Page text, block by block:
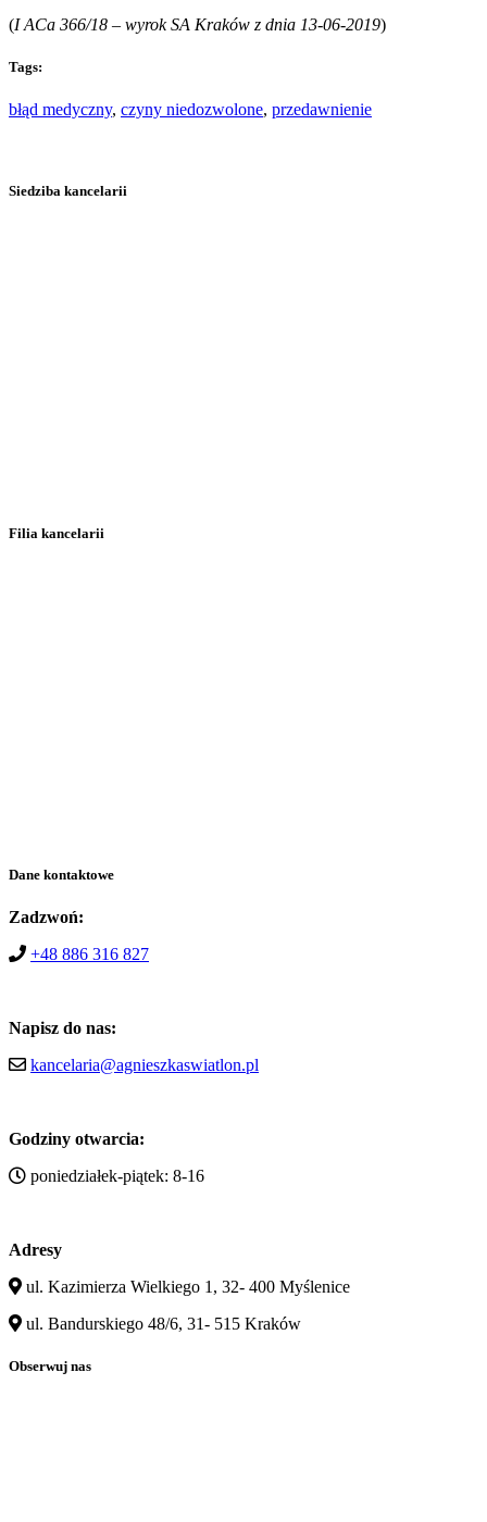
(I ACa 366/18 – wyrok SA Kraków z dnia 13-06-2019)
Tags:
błąd medyczny, czyny niedozwolone, przedawnienie
Siedziba kancelarii
Filia kancelarii
Dane kontaktowe
Zadzwoń:
+48 886 316 827
Napisz do nas:
kancelaria@agnieszkaswiatlon.pl
Godziny otwarcia:
poniedziałek-piątek: 8-16
Adresy
ul. Kazimierza Wielkiego 1, 32- 400 Myślenice
ul. Bandurskiego 48/6, 31- 515 Kraków
Obserwuj nas